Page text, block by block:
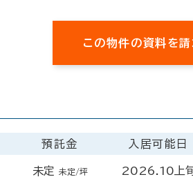
この物件の資料を請
預託金 入居可能日
未定 未定/坪 2026.10上